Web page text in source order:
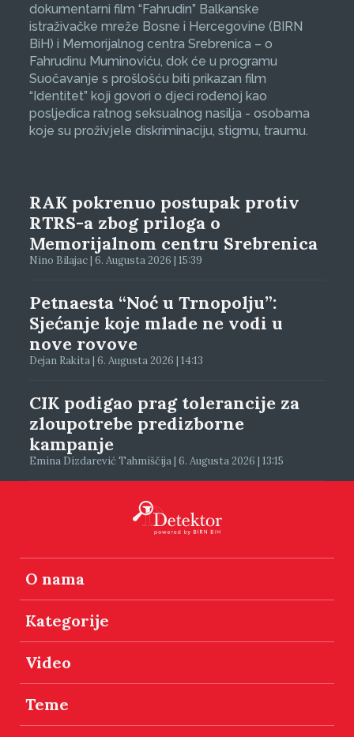
dokumentarni film “Fahrudin” Balkanske
istraživačke mreže Bosne i Hercegovine (BIRN
BiH) i Memorijalnog centra Srebrenica – o
Fahrudinu Muminoviću, dok će u programu
Suočavanje s prošlošću biti prikazan film
“Identitet” koji govori o djeci rođenoj kao
posljedica ratnog seksualnog nasilja - osobama
koje su proživjele diskriminaciju, stigmu, traumu.
RAK pokrenuo postupak protiv
RTRS-a zbog priloga o
Memorijalnom centru Srebrenica
Nino Bilajac | 6. Augusta 2026 | 15:39
Petnaesta “Noć u Trnopolju”:
Sjećanje koje mlade ne vodi u
nove rovove
Dejan Rakita | 6. Augusta 2026 | 14:13
CIK podigao prag tolerancije za
zloupotrebe predizborne
kampanje
Emina Dizdarević Tahmiščija | 6. Augusta 2026 | 13:15
O nama
Kategorije
Video
Teme